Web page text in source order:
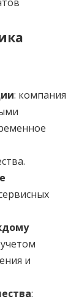
: компания
и
: